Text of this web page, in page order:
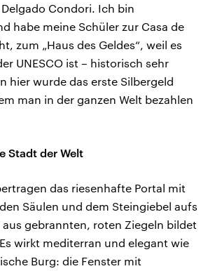
Delgado Condori. Ich bin
habe meine Schüler zur Casa de
zum „Haus des Geldes“, weil es
UNESCO ist – historisch sehr
hier wurde das erste Silbergeld
man in der ganzen Welt bezahlen
Stadt der Welt
das riesenhafte Portal mit
Säulen und dem Steingiebel aufs
aus gebrannten, roten Ziegeln bildet
wirkt mediterran und elegant wie
Burg: die Fenster mit